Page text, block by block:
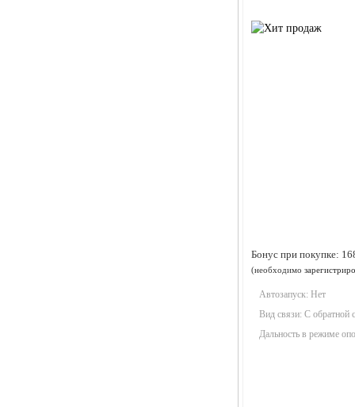
Бонус при покупке:
(необходимо
Автозапуск: Нет
Вид связи: С обратной
Дальность в режиме